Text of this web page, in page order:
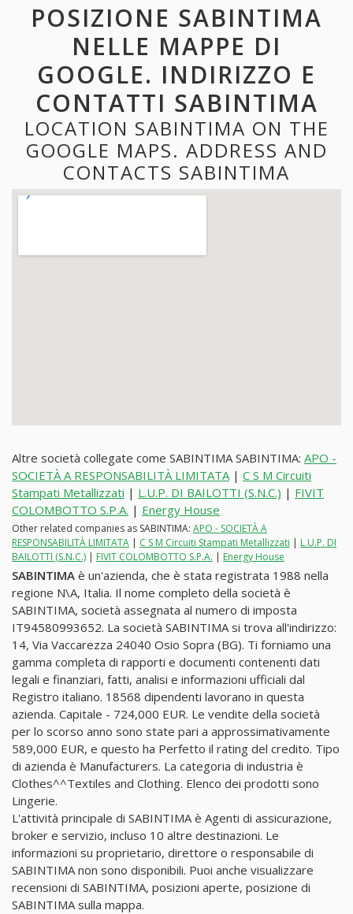
POSIZIONE SABINTIMA
NELLE MAPPE DI
GOOGLE. INDIRIZZO E
CONTATTI SABINTIMA
LOCATION SABINTIMA ON THE
GOOGLE MAPS. ADDRESS AND
CONTACTS SABINTIMA
Altre società collegate come SABINTIMA SABINTIMA: APO -
SOCIETÀ A RESPONSABILITÀ LIMITATA | C S M Circuiti
Stampati Metallizzati | L.U.P. DI BAILOTTI (S.N.C.) | FIVIT
COLOMBOTTO S.P.A. | Energy House
Other related companies as SABINTIMA: APO - SOCIETÀ A
RESPONSABILITÀ LIMITATA | C S M Circuiti Stampati Metallizzati | L.U.P. DI
BAILOTTI (S.N.C.) | FIVIT COLOMBOTTO S.P.A. | Energy House
SABINTIMA è un'azienda, che è stata registrata 1988 nella
regione N\A, Italia. Il nome completo della società è
SABINTIMA, società assegnata al numero di imposta
IT94580993652. La società SABINTIMA si trova all'indirizzo:
14, Via Vaccarezza 24040 Osio Sopra (BG). Ti forniamo una
gamma completa di rapporti e documenti contenenti dati
legali e finanziari, fatti, analisi e informazioni ufficiali dal
Registro italiano. 18568 dipendenti lavorano in questa
azienda. Capitale - 724,000 EUR. Le vendite della società
per lo scorso anno sono state pari a approssimativamente
589,000 EUR, e questo ha Perfetto il rating del credito. Tipo
di azienda è Manufacturers. La categoria di industria è
Clothes^^Textiles and Clothing. Elenco dei prodotti sono
Lingerie.
L'attività principale di SABINTIMA è Agenti di assicurazione,
broker e servizio, incluso 10 altre destinazioni. Le
informazioni su proprietario, direttore o responsabile di
SABINTIMA non sono disponibili. Puoi anche visualizzare
recensioni di SABINTIMA, posizioni aperte, posizione di
SABINTIMA sulla mappa.